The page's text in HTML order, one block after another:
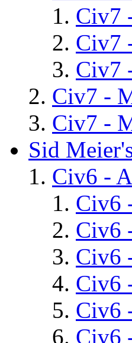
Civ7
Civ7
Civ7
Civ7 -
Civ7 -
Sid
Civ6 -
Civ6
Civ6
Civ6
Civ6
Civ6
Civ6